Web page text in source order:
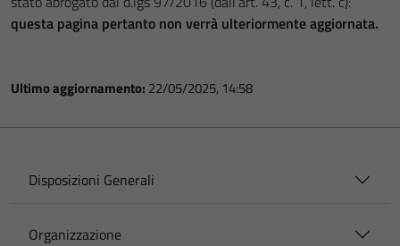
questa pagina pertanto non verrà ulteriormente aggiornata.
Ultimo aggiornamento: 22/05/2025, 14:58
Disposizioni Generali
Organizzazione